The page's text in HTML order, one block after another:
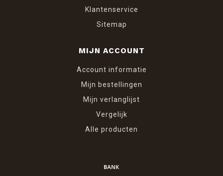
Klantenservice
Sitemap
MIJN ACCOUNT
Account informatie
Mijn bestellingen
Mijn verlanglijst
Vergelijk
Alle producten